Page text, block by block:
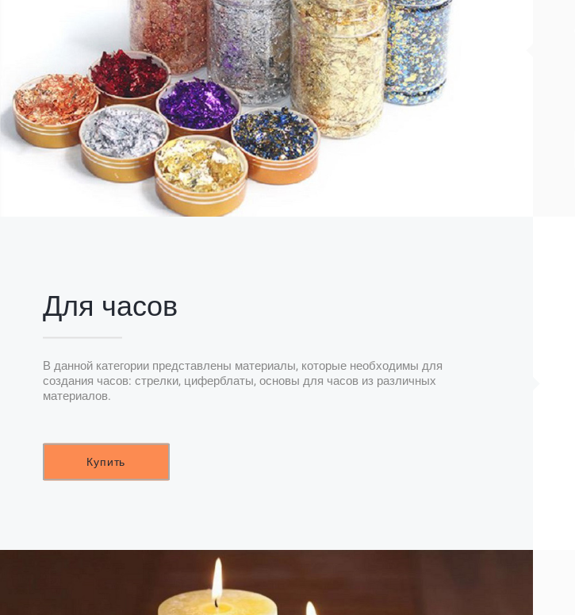
Для часов
В данной категории представлены материалы, которые необходимы для
создания часов: стрелки, циферблаты, основы для часов из различных
материалов.
Купить